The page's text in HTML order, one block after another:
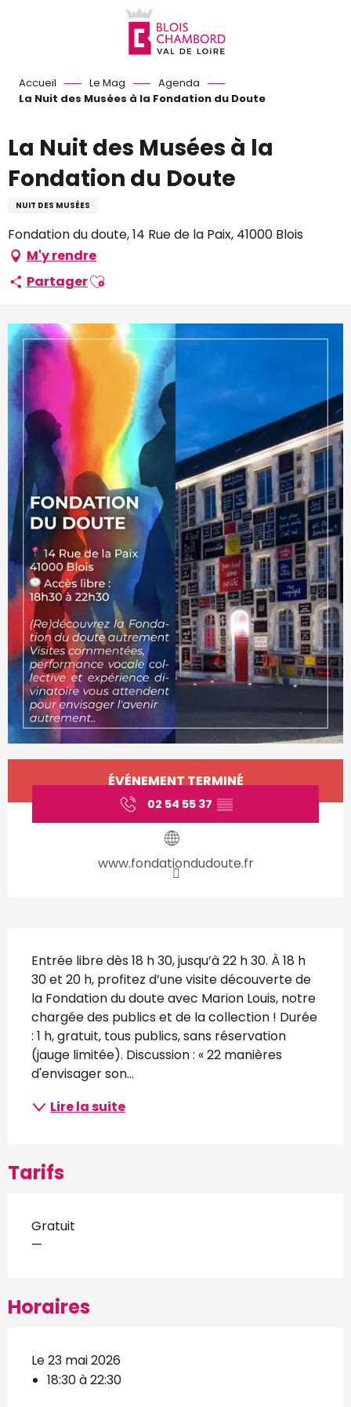
Accueil Le Mag
Agenda
La Nuit des Musées à la Fondation du Doute
La Nuit des Musées à la
Fondation du Doute
NUIT DES MUSÉES
Fondation du doute, 14 Rue de la Paix, 41000 Blois
M'y rendre
PartagerAjouter aux favoris
Ouverture et coordonnées
ÉVÉNEMENT TERMINÉ
02 54 55 37 ▒▒
www.fondationdudoute.fr
Description
Entrée libre dès 18 h 30, jusqu’à 22 h 30. À 18 h
30 et 20 h, profitez d’une visite découverte de
la Fondation du doute avec Marion Louis, notre
chargée des publics et de la collection ! Durée
: 1 h, gratuit, tous publics, sans réservation
(jauge limitée). Discussion : « 22 manières
d'envisager son...
Lire la suite
Tarifs
Gratuit
—
Horaires
Le 23 mai 2026
18:30 à 22:30